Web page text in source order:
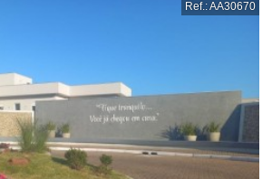
Ref.: AA30670